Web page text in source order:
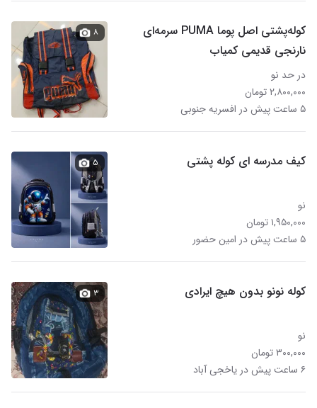
کوله‌پشتی اصل پوما PUMA سرمه‌ای
نارنجی قدیمی کمیاب
در حد نو
۲,۸۰۰,۰۰۰ تومان
۵ ساعت پیش در افسریه جنوبی
۸
کیف مدرسه ای کوله پشتی
نو
۱,۹۵۰,۰۰۰ تومان
۵ ساعت پیش در امین حضور
۵
کوله نونو بدون هیچ ایرادی
نو
۳۰۰,۰۰۰ تومان
۶ ساعت پیش در یاخجی آباد
۳